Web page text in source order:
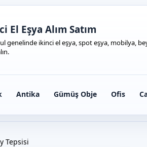
El Eşya Alım Satım
genelinde ikinci el eşya, spot eşya, mobilya,
Antika Gümüş Obje Ofis
Tepsisi